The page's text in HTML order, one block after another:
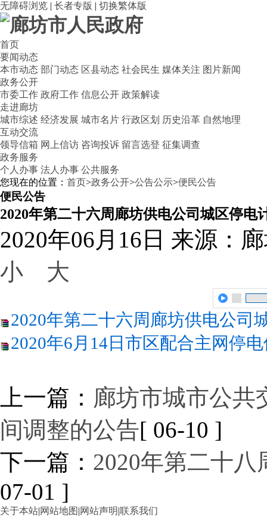
无障碍浏览 | 长者专版 | 切换繁体版
首页
要闻动态
本市动态 部门动态 区县动态 社会民生 媒体关注 图片新闻
政务公开
市委工作 政府工作 信息公开 政策解读
走进廊坊
城市综述 经济发展 城市名片 行政区划 历史沿革 自然地理
互动交流
领导信箱 网上信访 咨询投诉 留言选登 征集调查
政务服务
个人办事 法人办事 公共服务
您现在的位置： 首页>政务公开>公告公示>便民公告
便民公告
2020年第二十六周廊坊供电公司城区停电
2020年06月16日 来源：
小
大
2020年第二十六周廊坊供电公司
2020年6月14日市区配合主网停
上一篇： 廊坊市城市公共
间调整的公告[ 06-10 ]
下一篇： 2020年第二十
07-01 ]
关于本站|网站地图 |网站声明|联系我们